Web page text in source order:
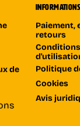
de
Paiement,
retours
Politique
Cookies
Avis